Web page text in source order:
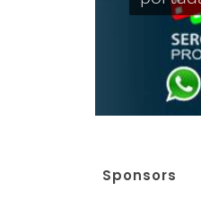
Sponsors